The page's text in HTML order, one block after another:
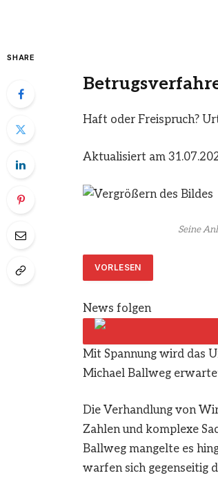
SHARE
Haft oder Freispruch?
Aktualisiert am
Seine
VORLESEN
News folgen
Mit Spannung wird das
Michael Ballweg
Die Verhandlung von
Zahlen und komplexe
Ballweg mangelte es
warfen sich gegenseitig